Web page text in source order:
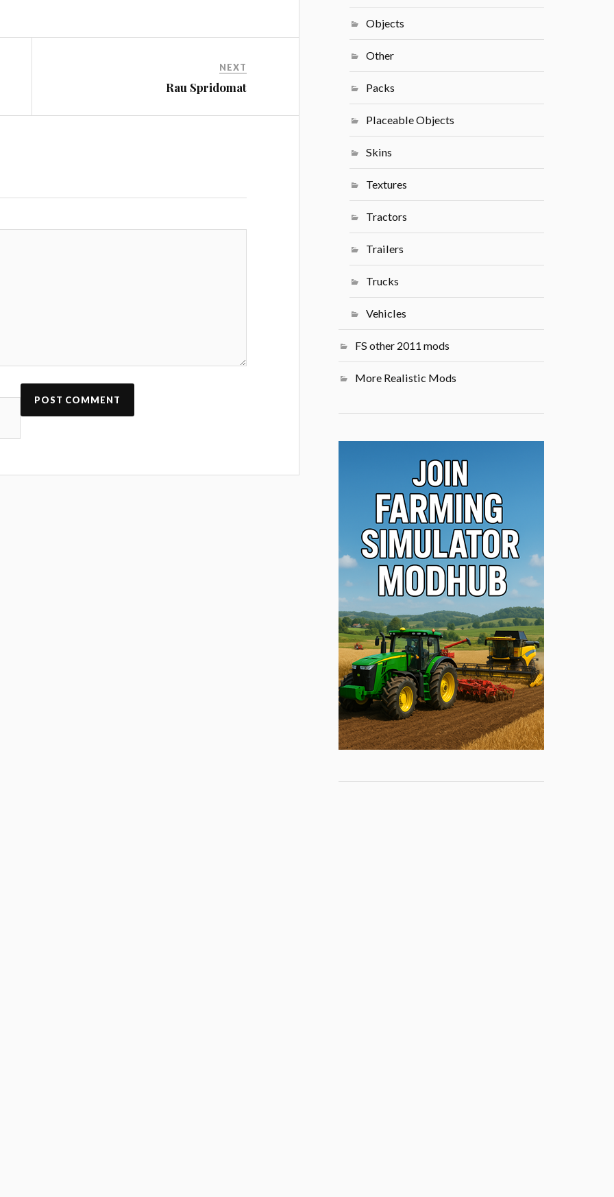
NEXT
Rau Spridomat
Objects
Other
Packs
Placeable Objects
Skins
Textures
Tractors
Trailers
Trucks
Vehicles
FS other 2011 mods
More Realistic Mods